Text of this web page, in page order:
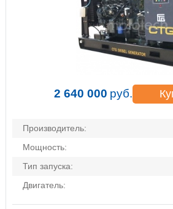
2 640 000 руб.
Производитель:
Мощность:
Тип запуска:
Двигатель: